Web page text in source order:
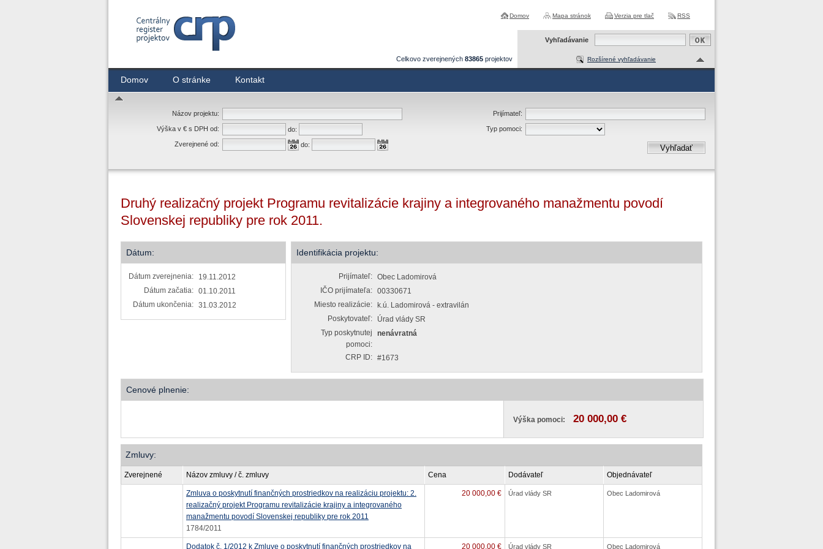
Domov Mapa stránok Verzia pre tlač RSS
Celkovo zverejnených 83865 projektov
Domov O stránke Kontakt
Vyhľadávanie
Rozšírené vyhľadávanie
Názov projektu:
Výška v € s DPH od:
do:
Zverejnené od:
do:
Prijímateľ:
Typ pomoci:
Vyhľadať
Druhý realizačný projekt Programu revitalizácie krajiny a integrovaného manažmentu povodí
Slovenskej republiky pre rok 2011.
Dátum:
Dátum zverejnenia:
19.11.2012
Dátum začatia: 01.10.2011
Dátum ukončenia: 31.03.2012
Identifikácia projektu:
Prijímateľ: Obec Ladomirová
IČO prijímateľa: 00330671
Miesto realizácie:
k.ú. Ladomirová - extravilán
Poskytovateľ:
Úrad vlády SR
Typ poskytnutej
pomoci:
nenávratná
CRP ID: #1673
Cenové plnenie:
Výška pomoci: 20 000,00 €
Zmluvy:
Zverejnené Názov zmluvy / č. zmluvy Cena Dodávateľ Objednávateľ
Zmluva o poskytnutí finančných prostriedkov na realizáciu projektu: 2.
realizačný projekt Programu revitalizácie krajiny a integrovaného
manažmentu povodí Slovenskej republiky pre rok 2011
1784/2011
20 000,00 € Úrad vlády SR Obec Ladomirová
Dodatok č. 1/2012 k Zmluve o poskytnutí finančných prostriedkov na 20 000,00 € Úrad vlády SR Obec Ladomirová